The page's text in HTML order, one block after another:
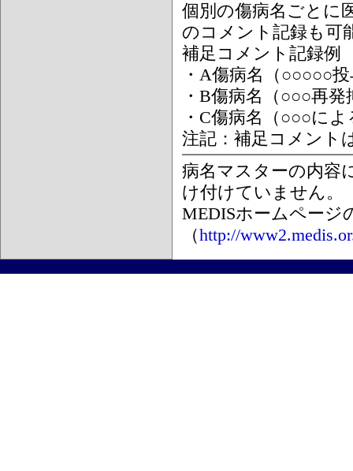
個別の傷病名ごとに
のコメント記録も可
補足コメント記録例
・A傷病名（○○○○○
・B傷病名（○○○再
・C傷病名（○○○に
注記：補足コメント
病名マスターの内容
け付けていません。
MEDISホームページ
（http://